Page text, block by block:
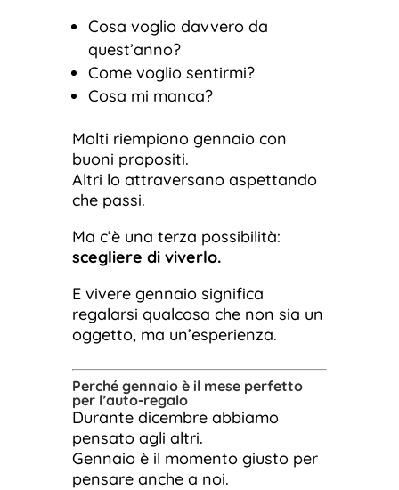
Cosa voglio davvero da
quest’anno?
Come voglio sentirmi?
Cosa mi manca?
Molti riempiono gennaio con
buoni propositi.
Altri lo attraversano aspettando
che passi.
Ma c’è una terza possibilità:
scegliere di viverlo.
E vivere gennaio significa
regalarsi qualcosa che non sia un
oggetto, ma un’esperienza.
Perché gennaio è il mese perfetto
per l’auto-regalo
Durante dicembre abbiamo
pensato agli altri.
Gennaio è il momento giusto per
pensare anche a noi.